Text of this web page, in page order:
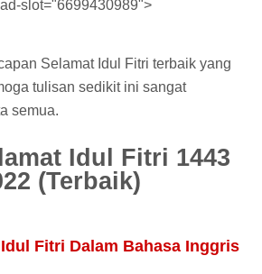
slot="6699430989">
Selamat Idul Fitri terbaik yang
tulisan sedikit ini sangat
semua.
Idul Fitri 1443
(Terbaik)
Fitri Dalam Bahasa Inggris